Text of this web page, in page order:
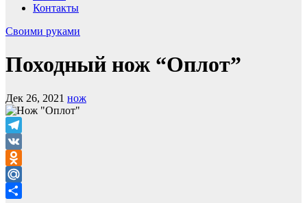
Контакты
Своими руками
Походный нож “Оплот”
Дек 26, 2021 нож
Telegram
VK
Odnoklassniki
Mail.Ru